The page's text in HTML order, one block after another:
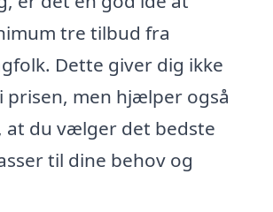
tre tilbud fra
Dette giver dig ikke
prisen, men hjælper også
at du vælger det bedste
til dine behov og